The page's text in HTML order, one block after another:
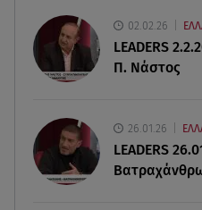
06.08.26 , 16:25
Μικαέλα Κάσαρη:
Έλληνας ηθοποιός: «Δεν
δημιούργημα του
02.02.26
LEADERS
Π. Νάστος
26.01.26
LEADERS